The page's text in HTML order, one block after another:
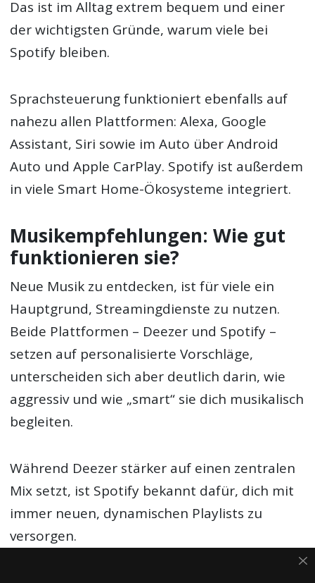
Das ist im Alltag extrem bequem und einer
der wichtigsten Gründe, warum viele bei
Spotify bleiben.
Sprachsteuerung funktioniert ebenfalls auf
nahezu allen Plattformen: Alexa, Google
Assistant, Siri sowie im Auto über Android
Auto und Apple CarPlay. Spotify ist außerdem
in viele Smart Home-Ökosysteme integriert.
Musikempfehlungen: Wie gut
funktionieren sie?
Neue Musik zu entdecken, ist für viele ein
Hauptgrund, Streamingdienste zu nutzen.
Beide Plattformen – Deezer und Spotify –
setzen auf personalisierte Vorschläge,
unterscheiden sich aber deutlich darin, wie
aggressiv und wie „smart“ sie dich musikalisch
begleiten.
Während Deezer stärker auf einen zentralen
Mix setzt, ist Spotify bekannt dafür, dich mit
immer neuen, dynamischen Playlists zu
versorgen.